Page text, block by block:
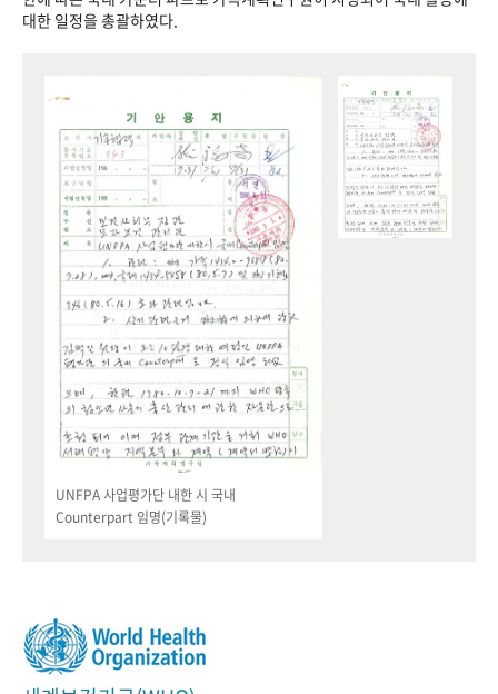
대한 일정을 총괄하였다.
UNFPA 사업평가단 내한 시 국내
Counterpart 임명(기록물)